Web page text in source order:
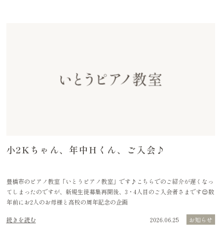
小2Kちゃん、年中Hくん、ご入会♪
豊橋市のピアノ教室「いとうピアノ教室」です♪こちらでのご紹介が遅くなっ
てしまったのですが、新規生徒募集再開後、3・4人目のご入会者さまです😌数
年前にお2人のお母様と高校の周年記念の企画
続きを読む 2026.06.25 お知らせ